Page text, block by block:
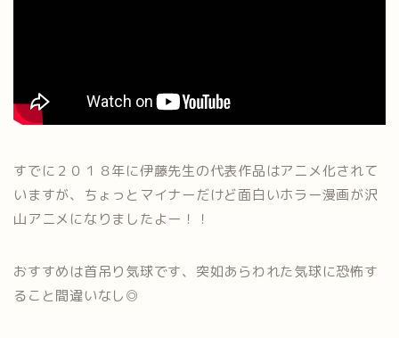
すでに２０１８年に伊藤先生の代表作品はアニメ化されて
いますが、ちょっとマイナーだけど面白いホラー漫画が沢
山アニメになりましたよー！！
おすすめは首吊り気球です、突如あらわれた気球に恐怖す
ること間違いなし◎